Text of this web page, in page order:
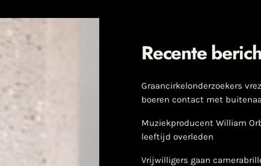
Recente
Graancirkelonderzoekers
boeren contact met
Muziekproducent William
leeftijd overleden
Vrijwilligers gaan